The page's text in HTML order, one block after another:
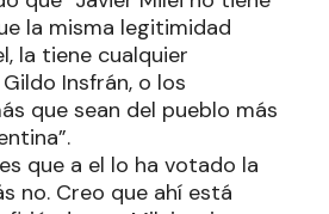
la misma legitimidad
la tiene cualquier
Insfrán, o los
que sean del pueblo más
que a el lo ha votado la
no. Creo que ahí está